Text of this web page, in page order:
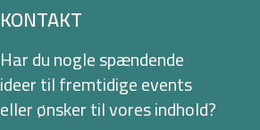
KONTAKT
Har du nogle spændende
ideer til fremtidige events
eller ønsker til vores indhold?